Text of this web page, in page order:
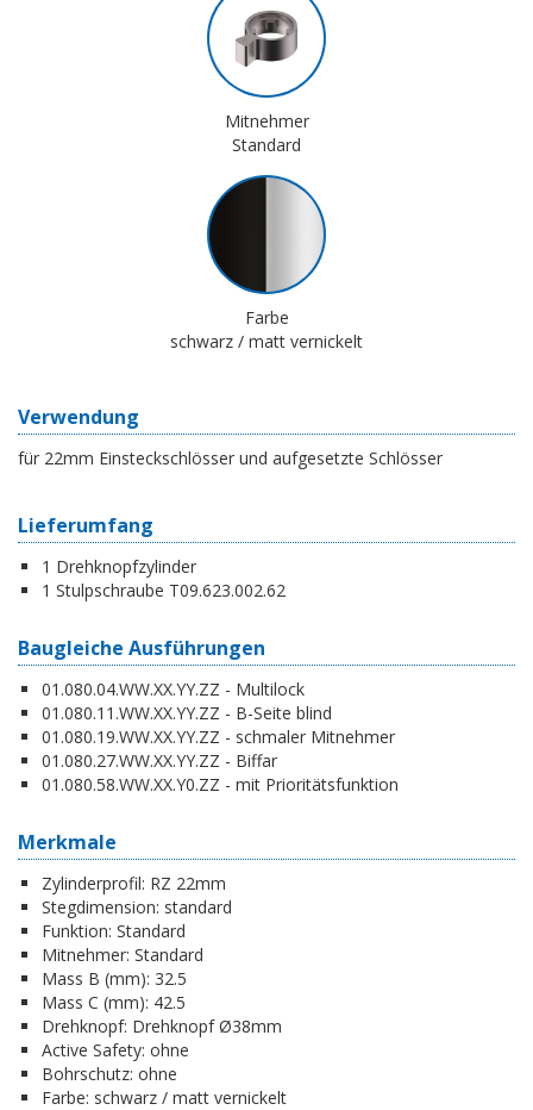
Mitnehmer
Standard
Farbe
schwarz / matt vernickelt
Verwendung
für 22mm Einsteckschlösser und aufgesetzte Schlösser
Lieferumfang
1 Drehknopfzylinder
1 Stulpschraube T09.623.002.62
Baugleiche Ausführungen
01.080.04.WW.XX.YY.ZZ - Multilock
01.080.11.WW.XX.YY.ZZ - B-Seite blind
01.080.19.WW.XX.YY.ZZ - schmaler Mitnehmer
01.080.27.WW.XX.YY.ZZ - Biffar
01.080.58.WW.XX.Y0.ZZ - mit Prioritätsfunktion
Merkmale
Zylinderprofil: RZ 22mm
Stegdimension: standard
Funktion: Standard
Mitnehmer: Standard
Mass B (mm): 32.5
Mass C (mm): 42.5
Drehknopf: Drehknopf Ø38mm
Active Safety: ohne
Bohrschutz: ohne
Farbe: schwarz / matt vernickelt